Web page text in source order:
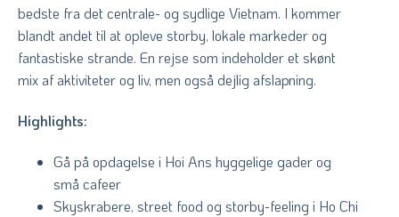
bedste fra det centrale- og sydlige Vietnam. I kommer
blandt andet til at opleve storby, lokale markeder og
fantastiske strande. En rejse som indeholder et skønt
mix af aktiviteter og liv, men også dejlig afslapning.
Highlights:
Gå på opdagelse i Hoi Ans hyggelige gader og
små cafeer
Skyskrabere, street food og storby-feeling i Ho Chi